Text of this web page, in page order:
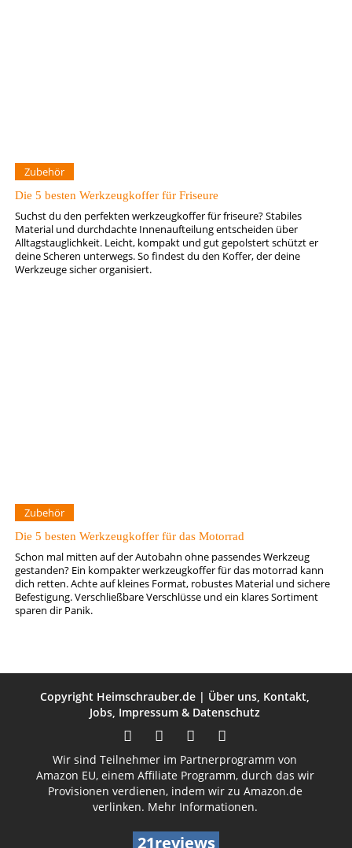
Zubehör
Die 5 besten Werkzeugkoffer für Friseure
Suchst du den perfekten werkzeugkoffer für friseure? Stabiles
Material und durchdachte Innenaufteilung entscheiden über
Alltagstauglichkeit. Leicht, kompakt und gut gepolstert schützt er
deine Scheren unterwegs. So findest du den Koffer, der deine
Werkzeuge sicher organisiert.
Zubehör
Die 5 besten Werkzeugkoffer für das Motorrad
Schon mal mitten auf der Autobahn ohne passendes Werkzeug
gestanden? Ein kompakter werkzeugkoffer für das motorrad kann
dich retten. Achte auf kleines Format, robustes Material und sichere
Befestigung. Verschließbare Verschlüsse und ein klares Sortiment
sparen dir Panik.
Copyright Heimschrauber.de | Über uns, Kontakt,
Jobs, Impressum & Datenschutz
Wir sind Teilnehmer im Partnerprogramm von
Amazon EU, einem Affiliate Programm, durch das wir
Provisionen verdienen, indem wir zu Amazon.de
verlinken. Mehr Informationen.
21reviews